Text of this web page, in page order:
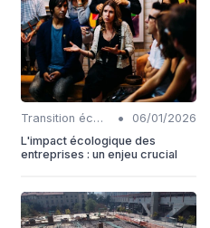
Transition écologique •
06/01/2026
L'impact écologique des
entreprises : un enjeu crucial